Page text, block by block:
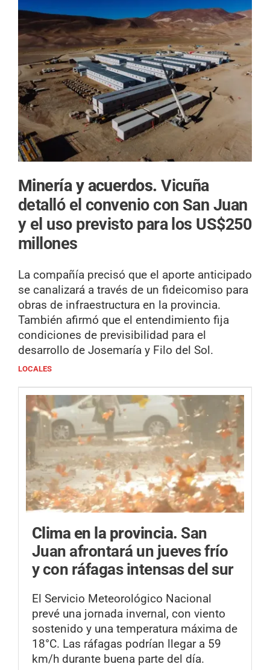
Minería y acuerdos.Vicuña
detalló el convenio con San Juan
y el uso previsto para los US$250
millones
La compañía precisó que el aporte anticipado
se canalizará a través de un fideicomiso para
obras de infraestructura en la provincia.
También afirmó que el entendimiento fija
condiciones de previsibilidad para el
desarrollo de Josemaría y Filo del Sol.
LOCALES
Clima en la provincia. San
Juan afrontará un jueves frío
y con ráfagas intensas del sur
El Servicio Meteorológico Nacional
prevé una jornada invernal, con viento
sostenido y una temperatura máxima de
18°C. Las ráfagas podrían llegar a 59
km/h durante buena parte del día.